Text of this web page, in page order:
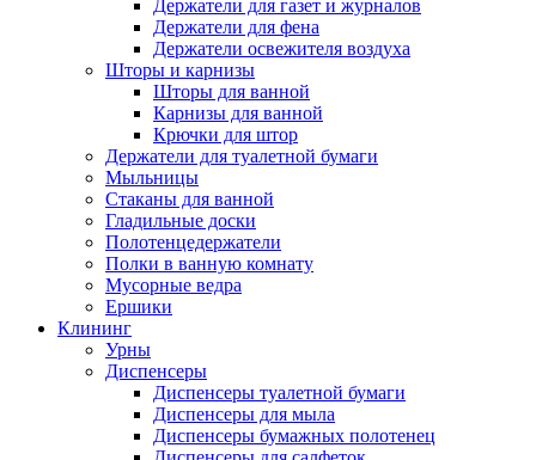
Держатели для газет и журналов
Держатели для фена
Держатели освежителя воздуха
Шторы и карнизы
Шторы для ванной
Карнизы для ванной
Крючки для штор
Держатели для туалетной бумаги
Мыльницы
Стаканы для ванной
Гладильные доски
Полотенцедержатели
Полки в ванную комнату
Мусорные ведра
Ершики
Клининг
Урны
Диспенсеры
Диспенсеры туалетной бумаги
Диспенсеры для мыла
Диспенсеры бумажных полотенец